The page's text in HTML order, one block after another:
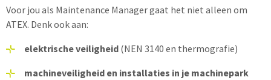
Voor jou als Maintenance Manager gaat het niet alleen om
ATEX. Denk ook aan:
elektrische veiligheid (NEN 3140 en thermografie)
machineveiligheid en installaties in je machinepark